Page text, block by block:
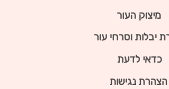
מיצוק העור
יבלות וסרחי עור
כדאי לדעת
הצהרת נגישות